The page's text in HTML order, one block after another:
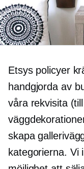
Etsys policyer
handgjorda av
våra rekvisita
skapa
kategorierna. Vi